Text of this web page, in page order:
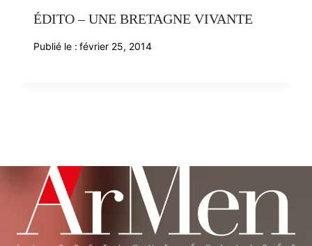
ÉDITO – UNE BRETAGNE VIVANTE
Publié le : février 25, 2014